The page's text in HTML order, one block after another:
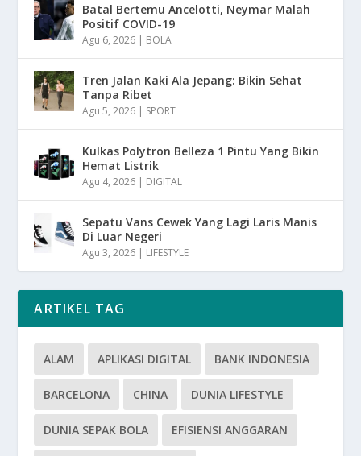
Batal Bertemu Ancelotti, Neymar Malah
Positif COVID-19
Agu 6, 2026 | BOLA
Tren Jalan Kaki Ala Jepang: Bikin Sehat
Tanpa Ribet
Agu 5, 2026 | SPORT
Kulkas Polytron Belleza 1 Pintu Yang Bikin
Hemat Listrik
Agu 4, 2026 | DIGITAL
Sepatu Vans Cewek Yang Lagi Laris Manis
Di Luar Negeri
Agu 3, 2026 | LIFESTYLE
ARTIKEL TAG
ALAM APLIKASI DIGITAL BANK INDONESIA
BARCELONA CHINA DUNIA LIFESTYLE
DUNIA SEPAK BOLA EFISIENSI ANGGARAN